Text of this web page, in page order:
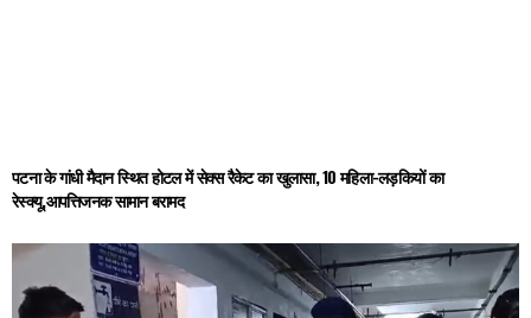
पटना के गांधी मैदान स्थित होटल में सेक्स रैकेट का खुलासा, 10 महिला-लड़कियों का
रेस्क्यू,आपत्तिजनक सामान बरामद